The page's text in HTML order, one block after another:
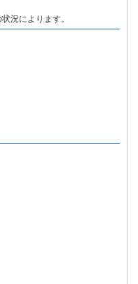
況によります。